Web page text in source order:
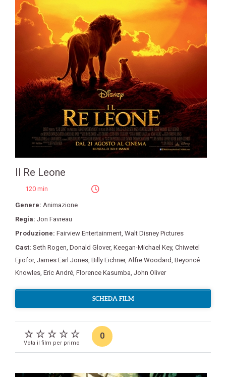
Il Re Leone
120 min
Genere: Animazione
Regia: Jon Favreau
Produzione: Fairview Entertainment, Walt Disney Pictures
Cast: Seth Rogen, Donald Glover, Keegan-Michael Key, Chiwetel
Ejiofor, James Earl Jones, Billy Eichner, Alfre Woodard, Beyoncé
Knowles, Eric André, Florence Kasumba, John Oliver
SCHEDA FILM
Vota il film per primo
0